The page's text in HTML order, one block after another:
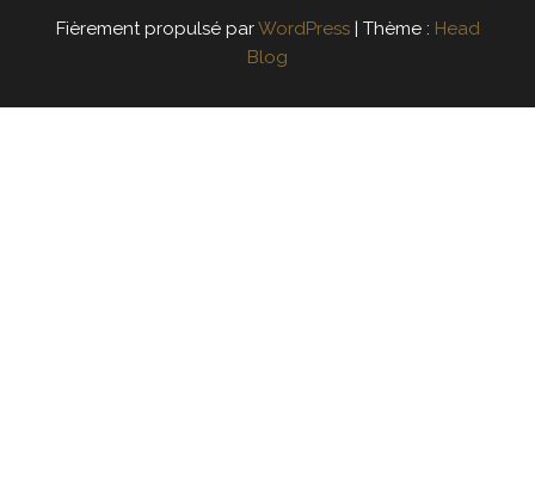
Fièrement propulsé parWordPress | Thème : Head
Blog